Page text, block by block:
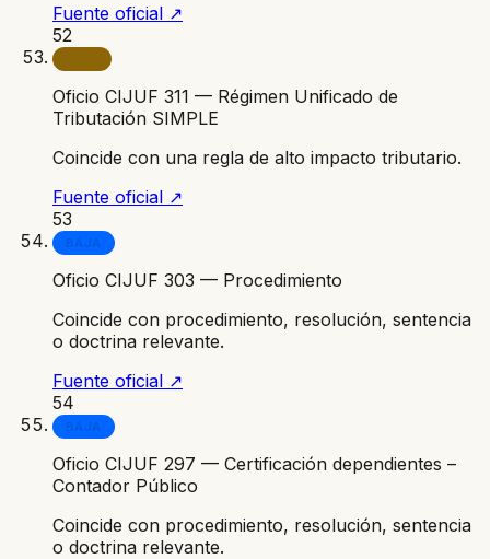
Fuente oficial ↗
52
Oficio CIJUF 311 — Régimen Unificado de
Tributación SIMPLE
Coincide con una regla de alto impacto tributario.
Fuente oficial ↗
53
BAJA
Oficio CIJUF 303 — Procedimiento
Coincide con procedimiento, resolución, sentencia
o doctrina relevante.
Fuente oficial ↗
54
BAJA
Oficio CIJUF 297 — Certificación dependientes –
Contador Público
Coincide con procedimiento, resolución, sentencia
o doctrina relevante.